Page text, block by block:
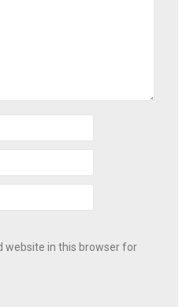
website in this browser for